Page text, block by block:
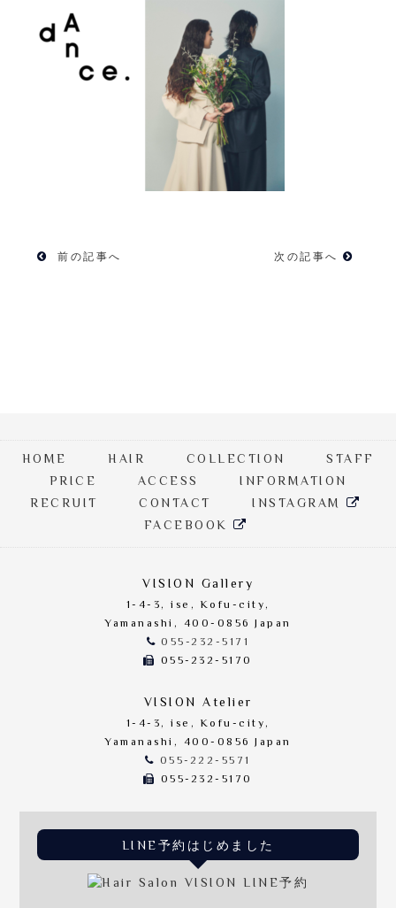
前の記事へ 次の記事へ
HOME HAIR COLLECTION
STAFF
PRICE
ACCESS
INFORMATION
RECRUIT
CONTACT
INSTAGRAM
FACEBOOK
VISION Gallery
1-4-3, ise, Kofu-city,
Yamanashi, 400-0856 Japan
055-232-5171
055-232-5170
VISION Atelier
1-4-3, ise, Kofu-city,
Yamanashi, 400-0856 Japan
055-222-5571
055-232-5170
LINE予約はじめました